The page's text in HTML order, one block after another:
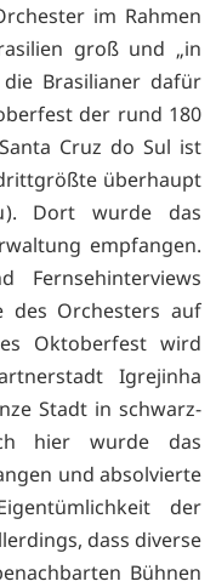
im Rahmen
groß und „in
Brasilianer dafür
der rund 180
Cruz do Sul ist
überhaupt
Dort wurde das
empfangen.
Fernsehinterviews
des Orchesters auf
Oktoberfest wird
Igrejinha
Stadt in schwarz-
hier wurde das
und absolvierte
der
dass diverse
Bühnen